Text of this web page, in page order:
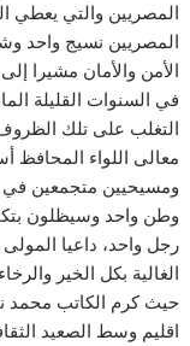
المصريين والتي يعطي
المصريين نسيج واحد
الأمن والأمان مشيرا
في السنوات القليلة
التغلب على تلك الظروف
معالى اللواء المحافظ
ومسيحيين متجمعين في
وطن واحد وسيظلون
رجل واحد، داعيا
الغالية بكل الخير
حيث كرم الكاتب محمد
اقليم وسط الصعيد